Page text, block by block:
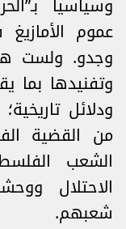
عموم
وجدو. ولست
وتفنيدها بما
ودلائل
من القضية
الشعب
الاحتلال
شعبهم.